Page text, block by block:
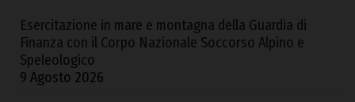
Esercitazione in mare e montagna della Guardia di
Finanza con il Corpo Nazionale Soccorso Alpino e
Speleologico
9 Agosto 2026